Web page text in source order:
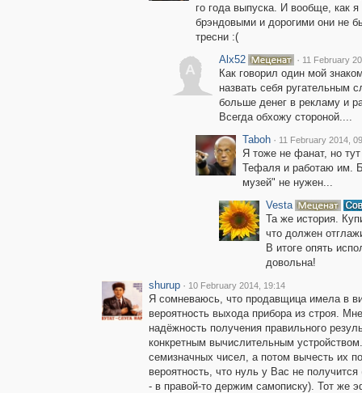
го года выпуска. И вообще, как
брэндовыми и дорогими они не
тресни :(
A
Alx52 · 11 February
Как говорил один мой
назвать себя ругательным
больше денег в рекламу и
Всегда обхожу стороной....
Taboh · 11 February 2014,
Я тоже не фанат, но
Тефаля и работаю им.
музей" не нужен...
Vesta
Та же история.
что должен
В итоге опять
довольна!
shurup · 10 February 2014, 19:14
Я сомневаюсь, что продавщица имела в
вероятность выхода прибора из строя.
надёжность получения правильного
конкретным вычислительным
семизначных чисел, а потом вычесть их
вероятность, что нуль у Вас не
- в правой-то держим самописку). Тот же